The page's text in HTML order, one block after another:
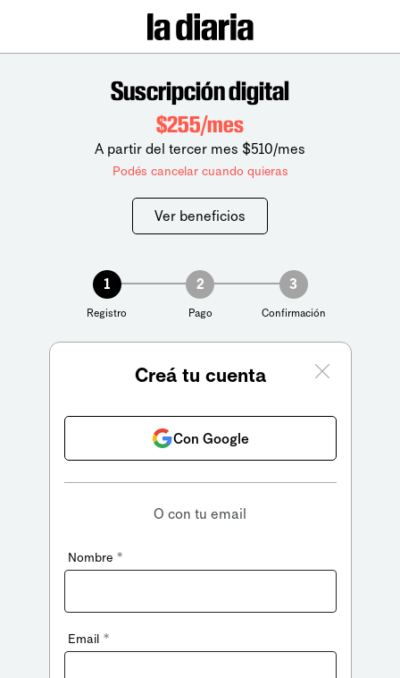
Suscripción digital
$255/mes
A partir del tercer mes $510/mes
Podés cancelar cuando quieras
Ver beneficios
1
Registro
2
Pago
3
Confirmación
Creá tu cuenta
Con Google
O con tu email
Nombre *
Email *